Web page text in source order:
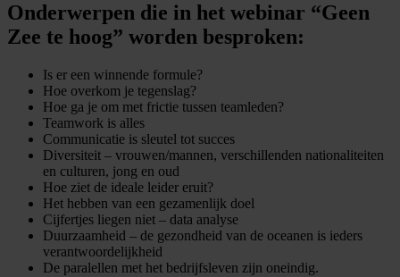
Onderwerpen die in het webinar “Geen
Zee te hoog” worden besproken:
Is er een winnende formule?
Hoe overkom je tegenslag?
Hoe ga je om met frictie tussen teamleden?
Teamwork is alles
Communicatie is sleutel tot succes
Diversiteit – vrouwen/mannen, verschillenden nationaliteiten
en culturen, jong en oud
Hoe ziet de ideale leider eruit?
Het hebben van een gezamenlijk doel
Cijfertjes liegen niet – data analyse
Duurzaamheid – de gezondheid van de oceanen is ieders
verantwoordelijkheid
De paralellen met het bedrijfsleven zijn oneindig.